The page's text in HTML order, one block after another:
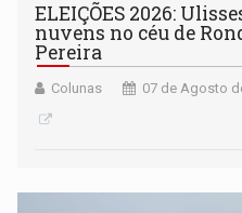
ELEIÇÕES 2026:
nuvens no céu de
Pereira
Colunas 07 de Agosto